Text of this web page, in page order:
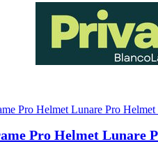
Pro Helmet Lunare